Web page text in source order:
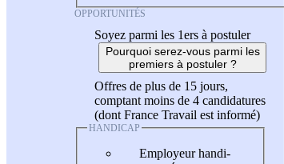
OPPORTUNITÉS
Soyez parmi les 1ers à postuler
Pourquoi serez-vous parmi les
premiers à postuler ?
Offres de plus de 15 jours,
comptant moins de 4 candidatures
(dont France Travail est informé)
HANDICAP
Employeur handi-